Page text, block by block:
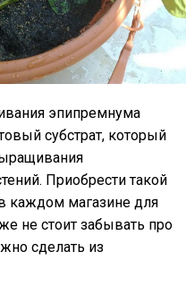
эпипремнума
субстрат, который
Приобрести такой
каждом магазине для
не стоит забывать про
сделать из